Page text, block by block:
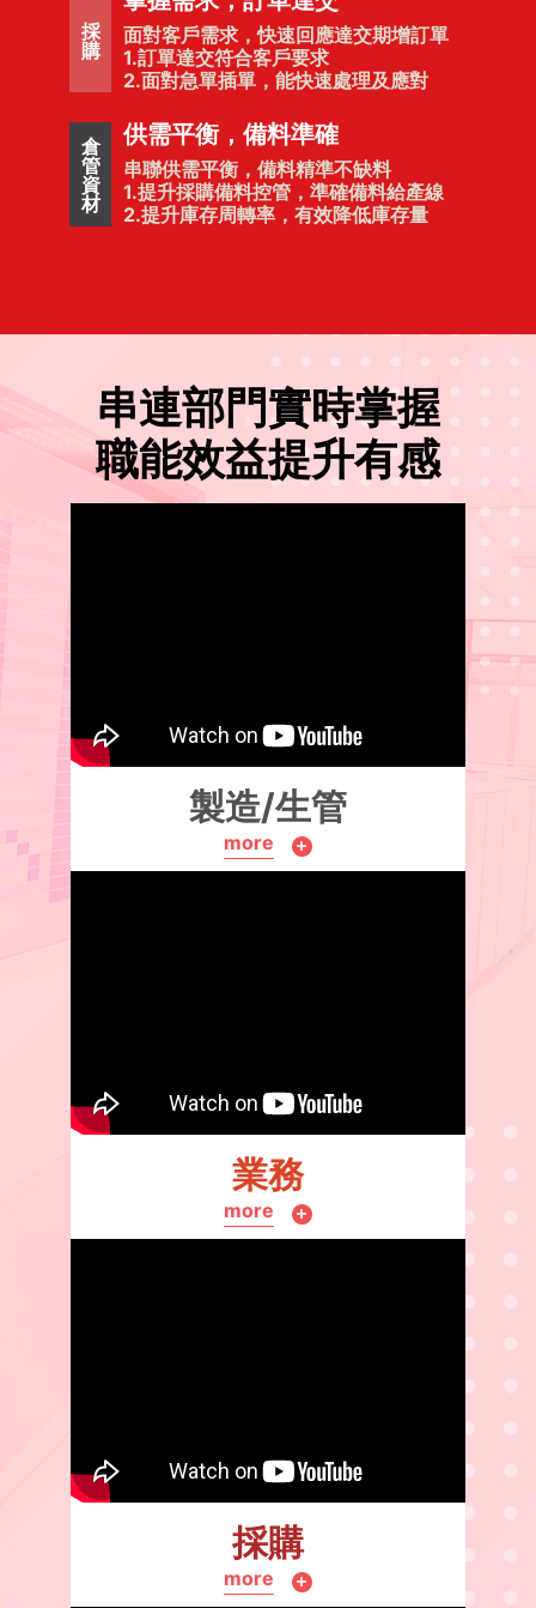
採
購
面對客戶需求，快速回應達交期增訂單
1.訂單達交符合客戶要求
2.面對急單插單，能快速處理及應對
倉
管
資
材
供需平衡，備料準確
串聯供需平衡，備料精準不缺料
1.提升採購備料控管，準確備料給產線
2.提升庫存周轉率，有效降低庫存量
串連部門實時掌握
職能效益提升有感
製造/生管
more
業務
more
採購
more